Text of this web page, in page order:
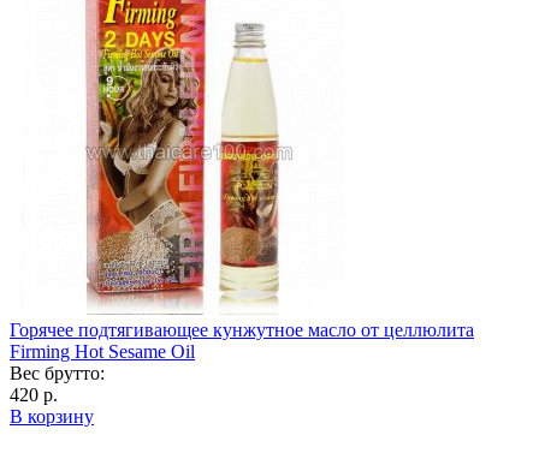
Горячее подтягивающее кунжутное масло от целлюлита
Firming Hot Sesame Oil
Вес брутто:
420 р.
В корзину